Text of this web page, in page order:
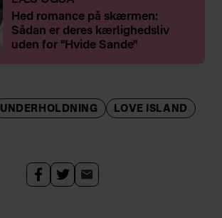
Hed romance på skærmen:
Sådan er deres kærlighedsliv
uden for "Hvide Sande"
UNDERHOLDNING LOVE ISLAND